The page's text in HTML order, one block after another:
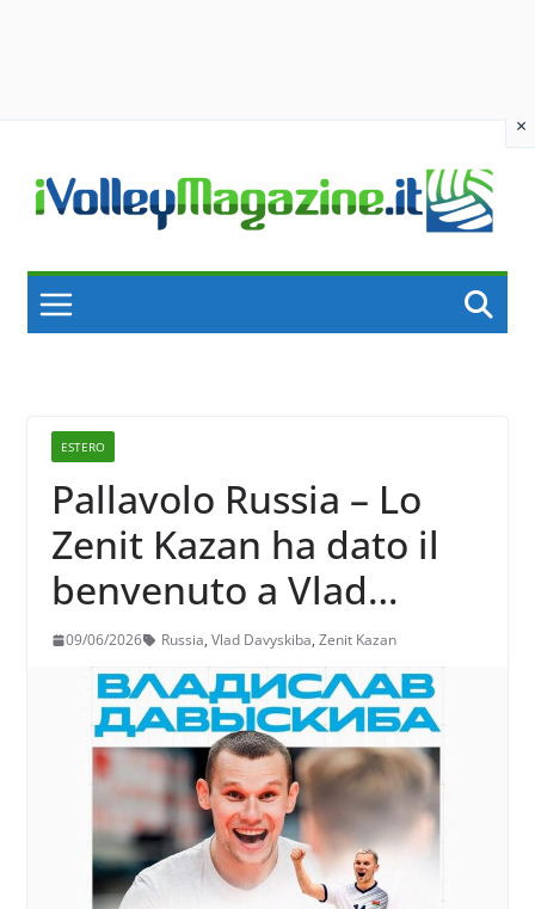
×
content
ESTERO
Pallavolo Russia – Lo
Zenit Kazan ha dato il
benvenuto a Vlad
Davyskiba
09/06/2026 Russia, Vlad Davyskiba, Zenit Kazan